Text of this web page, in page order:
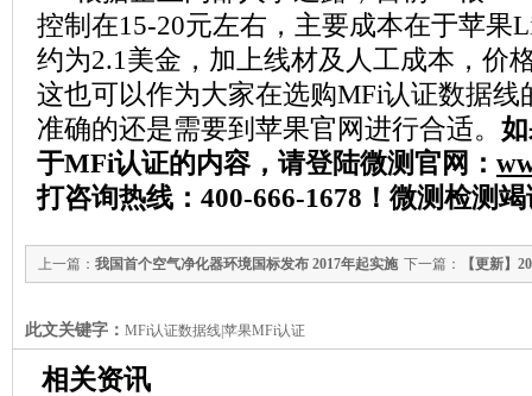
控制在15-20元左右，主要成本在于苹果
约为2.1美金，加上线材及人工成本，价
这也可以作为大家在选购MFi认证数据线
准确的还是需要到苹果官网进行合适。
于MFi认证的内容，请登陆微测官网：
打咨询热线：400-666-1678！微测检测
下一篇： 【更新】
上一篇： 我国首个空气净化器环境国标发布 2017年起实施
此文关键字： MFi认证数据线|苹果MFi认证
相关资讯